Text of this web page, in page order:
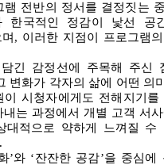
램 전반의 정서를 결정짓는
한국적인 정감이 낯선 공
, 이러한 지점이 프로그램
긴 감정선에 주목해 주신
변화가 각자의 삶에 어떤 의
시청자에게도 전해지기를
는 과정에서 개별 고객 서
대적으로 약하게 느껴질
.
’와 ‘잔잔한 공감’을 중심에